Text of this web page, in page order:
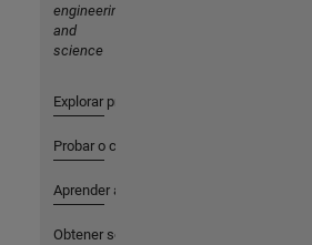
engineering
and
science
Explorar productos
Probar o comprar
Aprender a utilizar
Obtener soporte